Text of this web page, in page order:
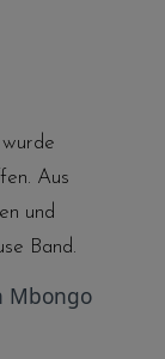
Aus
und
Band.